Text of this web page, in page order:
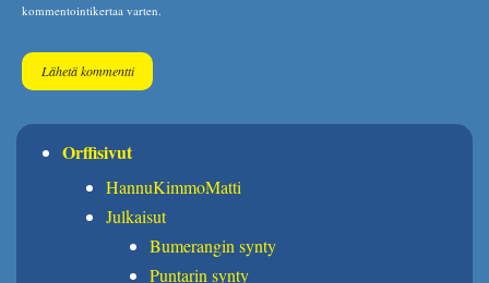
kommentointikertaa varten.
Orffisivut
HannuKimmoMatti
Julkaisut
Bumerangin synty
Puntarin synty